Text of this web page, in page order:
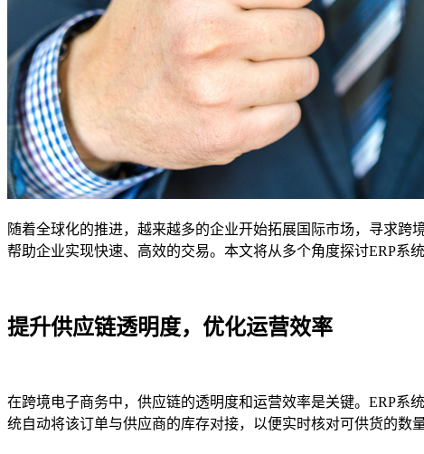
随着全球化的推进，越来越多的企业开始拓展国际市场，寻求跨
帮助企业实现快速、高效的交易。本文将从多个角度探讨ERP系
提升供应链透明度，优化运营效率
在跨境电子商务中，供应链的透明度和运营效率是关键。ERP
统自动将该订单与供应商的库存对接，以便实时核对可供货的数